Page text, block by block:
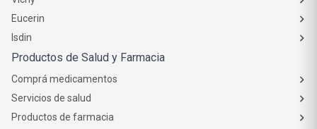
Eucerin
Isdin
Productos de Salud y Farmacia
Comprá medicamentos
Servicios de salud
Productos de farmacia